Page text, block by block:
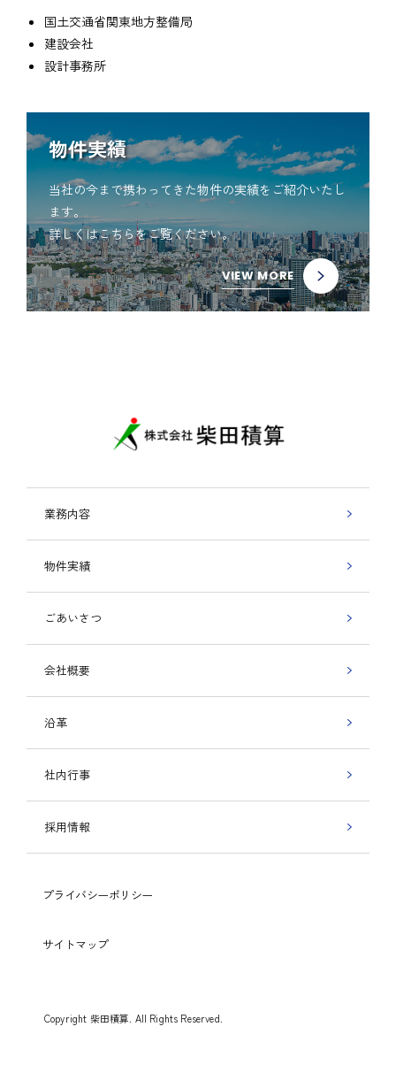
国土交通省関東地方整備局
建設会社
設計事務所
物件実績
当社の今まで携わってきた物件の実績をご紹介いたし
ます。
詳しくはこちらをご覧ください。
VIEW MORE
業務内容
物件実績
ごあいさつ
会社概要
沿革
社内行事
採用情報
プライバシーポリシー
サイトマップ
Copyright 柴田積算. All Rights Reserved.